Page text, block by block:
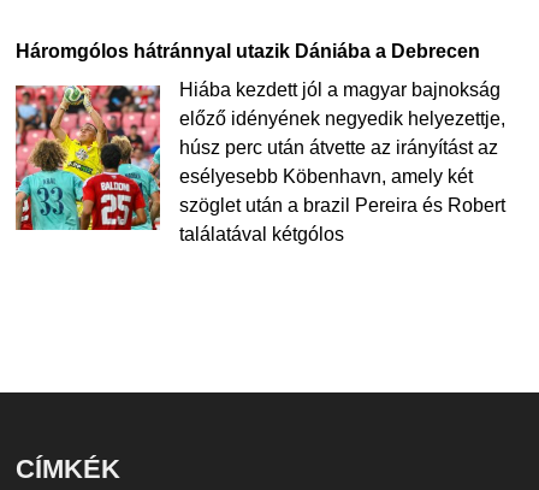
Háromgólos hátránnyal utazik Dániába a Debrecen
Hiába kezdett jól a magyar bajnokság
előző idényének negyedik helyezettje,
húsz perc után átvette az irányítást az
esélyesebb Köbenhavn, amely két
szöglet után a brazil Pereira és Robert
találatával kétgólos
CÍMKÉK